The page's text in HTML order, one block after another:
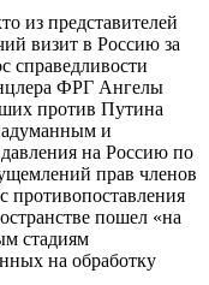
из представителей
визит в Россию за
справедливости
ФРГ Ангелы
против Путина
и
на Россию по
прав членов
противопоставления
пошел «на
стадиям
на обработку